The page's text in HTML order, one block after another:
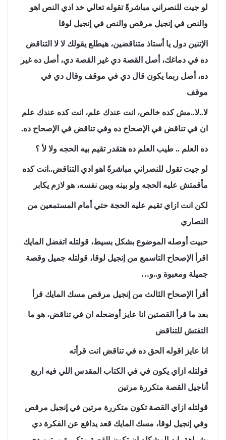
لو جيت للنصراني مباشرةً تقوله تعالي خد ادي النص اهو
والنص في إنجيل مرقص والنص في إنجيل لوقا
الإتنين دول يا أستاذ متناقضين، هيطلع يقولك لا لا التناقض
ده في دماغك، أصل القصة دي غير القصة دي، أصل ده غير
ده، أصل ربما يكون قال دي في موقف وقال دي في
موقف
لا..لا..مش كده خالص، انت عندك علم، انت كده عندك علم
ان في تناقض في الإصحاح ده وفي تناقض في الإصحاح ده.
ده العلم .. طيب العلم ده هتقدر تقيم بيه الحجه ولا لأ ؟
لو جيت تقول للنصراني مباشرةً اهو ادي التناقض..انت كده
مأقمتش عليه الحجه ولو بينه وبين نفسه، هو لازم يكابر
لكن انت ازاي تقيم عليه الحجة حتي أمام المستمعين من
النصاري
حبيت أوصله الموضوع بشكل بسيط، قولتله اتفضل المايك
اقرأ الإصحاح التاسمع من إنجيل لوقا، قولتله جميل وقصة
جميلة ومعبوة و..و…
أقرأ الإصحاح الثالث من إنجيل مرقص مسك المايك قرأ
بعد ما قرأ القصتين انا عايز أوضحله ان في تناقض، هو ما
التفتش للتناقض
انا عايز اقوله الحق ده في تناقض انت قرأته
قولتله ازاي يكون في في الكتاب المقدس اللي فيه اربع
أناجيل القصة متكررة مرتين
قولتله ازاي القصة تكون متكررة مرتين في إنجيل مرقص
وفي إنجيل لوقا، مسك المايك قعد يدافع عن الفكرة دي